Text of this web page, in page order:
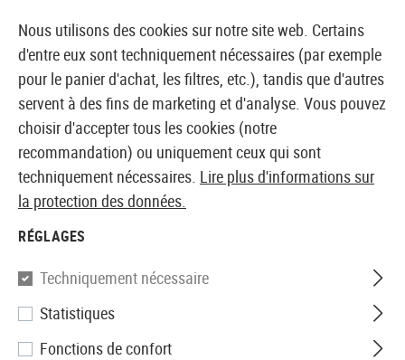
BOUTIQUE ET GROSSISTE EUROPÉEN AIRSOFT
Accueil Tuning et pièces détachées AEG Interne
Union Fire
Metal Spring Guide with
Bearing V3
Nous utilisons des cookies sur notre site web. Certains
d'entre eux sont techniquement nécessaires (par exemple
pour le panier d'achat, les filtres, etc.), tandis que d'autres
servent à des fins de marketing et d'analyse. Vous pouvez
choisir d'accepter tous les cookies (notre
recommandation) ou uniquement ceux qui sont
techniquement nécessaires. Lire plus d'informations sur
la protection des données.
RÉGLAGES
Techniquement nécessaire
Statistiques
Fonctions de confort